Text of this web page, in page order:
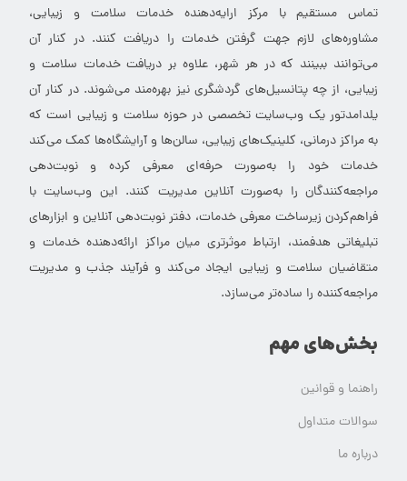
تماس مستقیم با مرکز ارایه‌دهنده خدمات سلامت و زیبایی،
مشاوره‌های لازم جهت گرفتن خدمات را دریافت کنند. در کنار آن
می‌توانند ببینند که در هر شهر، علاوه بر دریافت خدمات سلامت و
زیبایی، از چه پتانسیل‌های گردشگری نیز بهره‌مند می‌شوند. در کنار آن
یلدامدتور یک وب‌سایت تخصصی در حوزه سلامت و زیبایی است که
به مراکز درمانی، کلینیک‌های زیبایی، سالن‌ها و آرایشگاه‌ها کمک می‌کند
خدمات خود را به‌صورت حرفه‌ای معرفی کرده و نوبت‌دهی
مراجعه‌کنندگان را به‌صورت آنلاین مدیریت کنند. این وب‌سایت با
فراهم‌کردن زیرساخت معرفی خدمات، دفتر نوبت‌دهی آنلاین و ابزارهای
تبلیغاتی هدفمند، ارتباط موثرتری میان مراکز ارائه‌دهنده خدمات و
متقاضیان سلامت و زیبایی ایجاد می‌کند و فرآیند جذب و مدیریت
مراجعه‌کننده را ساده‌تر می‌سازد.
بخش‌های مهم
راهنما و قوانین
سوالات متداول
درباره ما